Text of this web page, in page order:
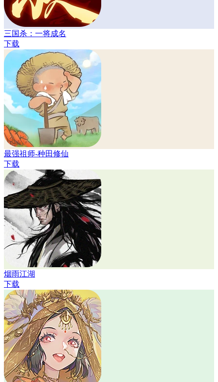
三国杀：一将成名
下载
最强祖师-种田修仙
下载
烟雨江湖
下载